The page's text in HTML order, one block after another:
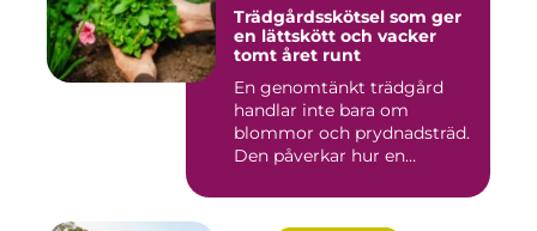
Trädgårdsskötsel som ger
en lättskött och vacker
tomt året runt
En genomtänkt trädgård
handlar inte bara om
blommor och prydnadsträd.
Den påverkar hur en